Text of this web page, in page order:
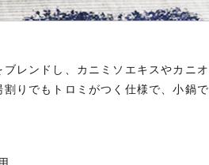
レンドし、カニミソエキスやカニオ
りでもトロミがつく仕様で、小鍋で